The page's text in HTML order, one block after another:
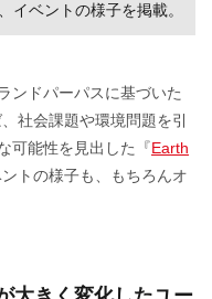
イベントの様子を掲載。
ンドパーパスに基づいた
社会課題や環境問題を引
可能性を見出した『Earth
トの様子も、もちろんオ